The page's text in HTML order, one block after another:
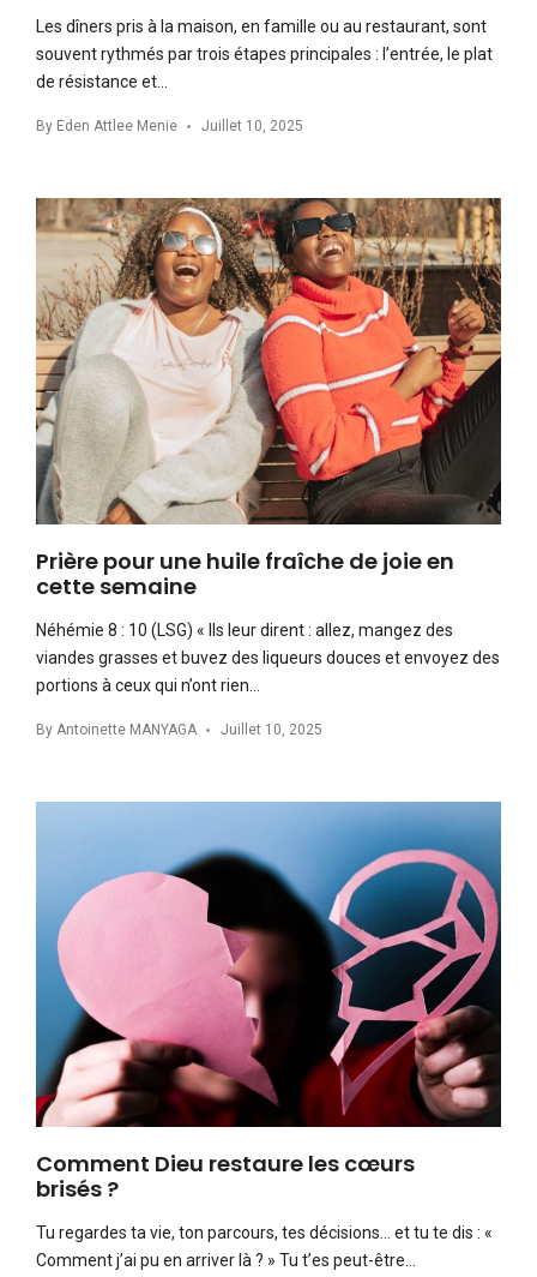
Les dîners pris à la maison, en famille ou au restaurant, sont
souvent rythmés par trois étapes principales : l’entrée, le plat
de résistance et…
By Eden Attlee Menie Juillet 10, 2025
Prière pour une huile fraîche de joie en
cette semaine
Néhémie 8 : 10 (LSG) « Ils leur dirent : allez, mangez des
viandes grasses et buvez des liqueurs douces et envoyez des
portions à ceux qui n’ont rien…
By Antoinette MANYAGA Juillet 10, 2025
Comment Dieu restaure les cœurs
brisés ?
Tu regardes ta vie, ton parcours, tes décisions… et tu te dis : «
Comment j’ai pu en arriver là ? » Tu t’es peut-être…